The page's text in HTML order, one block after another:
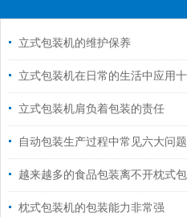
立式包装机的维护保养
立式包装机肩负着包装的责任
自动包装生产过程中常见六大问题
枕式包装机的包装能力非常强